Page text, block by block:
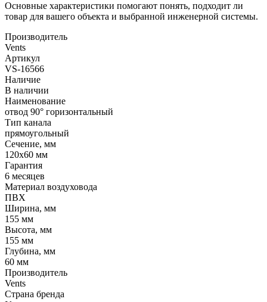
Основные характеристики помогают понять, подходит ли
товар для вашего объекта и выбранной инженерной системы.
Производитель
Vents
Артикул
VS-16566
Наличие
В наличии
Наименование
отвод 90° горизонтальный
Тип канала
прямоугольный
Сечение, мм
120x60 мм
Гарантия
6 месяцев
Материал воздуховода
ПВХ
Ширина, мм
155 мм
Высота, мм
155 мм
Глубина, мм
60 мм
Производитель
Vents
Страна бренда